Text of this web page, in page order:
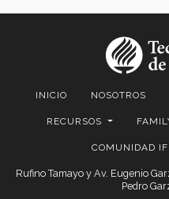
INICIO NOSOTROS
RECURSOS
COMUNIDAD
Rufino Tamayo y Av. Eugenio
Pedro